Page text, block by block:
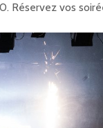
Réservez vos